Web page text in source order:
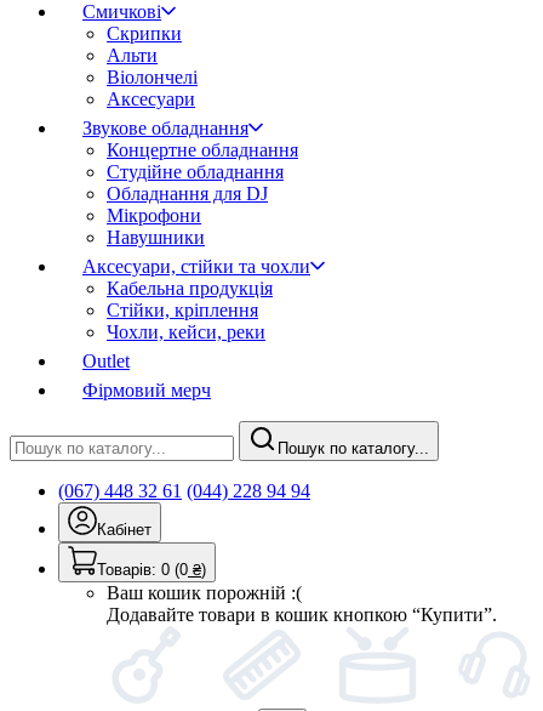
Смичкові
Скрипки
Альти
Віолончелі
Аксесуари
Звукове обладнання
Концертне обладнання
Студійне обладнання
Обладнання для DJ
Мікрофони
Навушники
Аксесуари, стійки та чохли
Кабельна продукція
Стійки, кріплення
Чохли, кейси, реки
Outlet
Фірмовий мерч
Пошук по каталогу...
(067) 448 32 61 (044) 228 94 94
Кабінет
Товарів: 0 (0 ₴)
Ваш кошик порожній :(
Додавайте товари в кошик кнопкою “Купити”.